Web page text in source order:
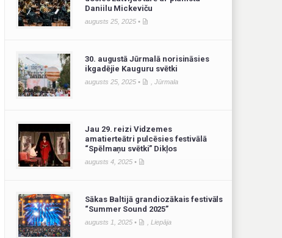
Daniilu Mickeviču
augusts 25, 2025 •
30. augustā Jūrmalā norisināsies
ikgadējie Kauguru svētki
augusts 25, 2025 • ,Jūrmala
Jau 29. reizi Vidzemes
amatierteātri pulcēsies festivālā
“Spēlmaņu svētki” Dikļos
augusts 4, 2025 •
Sākas Baltijā grandiozākais festivāls
“Summer Sound 2025”
augusts 1, 2025 • ,Liepāja